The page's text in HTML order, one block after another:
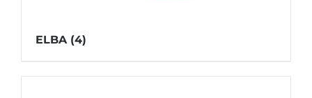
ELBA (4)